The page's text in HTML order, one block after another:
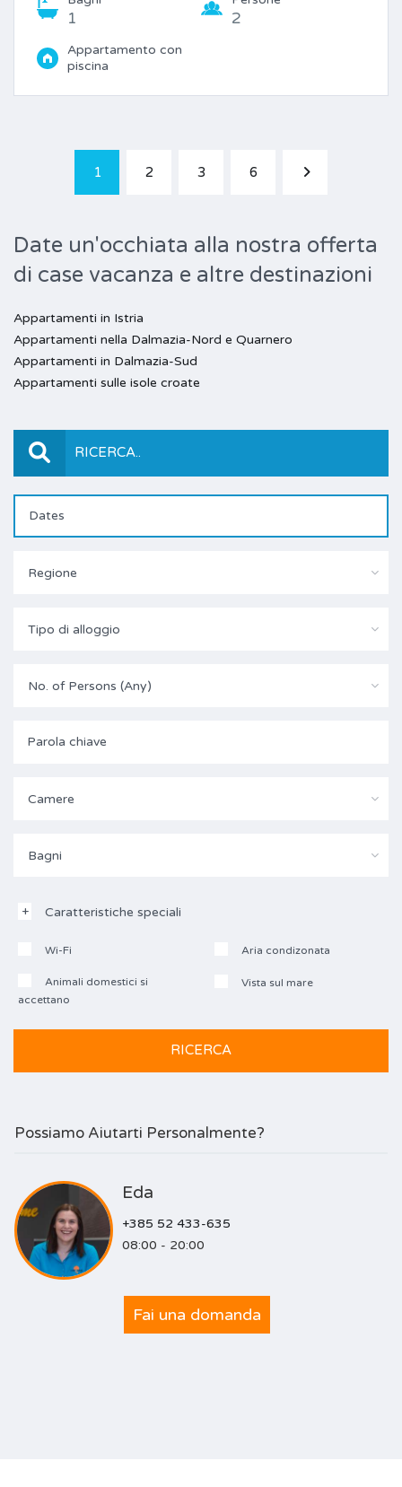
1 2
Appartamento con
piscina
1 2 3 6
Date un'occhiata alla nostra offerta
di case vacanza e altre destinazioni
Appartamenti in Istria
Appartamenti nella Dalmazia-Nord e Quarnero
Appartamenti in Dalmazia-Sud
Appartamenti sulle isole croate
RICERCA..
Regione
Tipo di alloggio
No. of Persons (Any)
Camere
Bagni
Caratteristiche speciali
Wi-Fi Aria condizonata
Animali domestici si
accettano
Vista sul mare
Possiamo Aiutarti Personalmente?
Eda
+385 52 433-635
08:00 - 20:00
Fai una domanda